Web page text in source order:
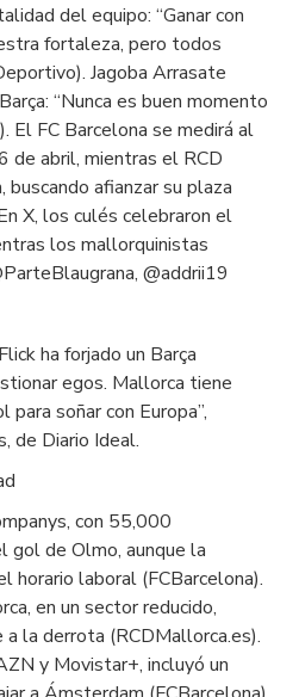
del equipo: “Ganar con
fortaleza, pero todos
Jagoba Arrasate
“Nunca es buen momento
El FC Barcelona se medirá al
de abril, mientras el RCD
buscando afianzar su plaza
X, los culés celebraron el
los mallorquinistas
@addrii19
ha forjado un Barça
egos. Mallorca tiene
soñar con Europa”,
de Diario Ideal.
con 55,000
gol de Olmo, aunque la
horario laboral (FCBarcelona).
en un sector reducido,
a la derrota (RCDMallorca.es).
y Movistar+, incluyó un